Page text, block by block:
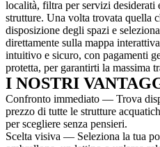
località, filtra per servizi desiderati
strutture. Una volta trovata quella
disposizione degli spazi e
direttamente sulla mappa
intuitivo e sicuro, con pagamenti
protetta, per garantirti la massima
I NOSTRI
Confronto immediato — Trova
prezzo di tutte le strutture
per scegliere senza pensieri.
Scelta visiva — Seleziona la tua